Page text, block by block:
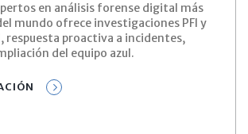
en análisis forense digital más
mundo ofrece investigaciones PFI y
respuesta proactiva a incidentes,
del equipo azul.